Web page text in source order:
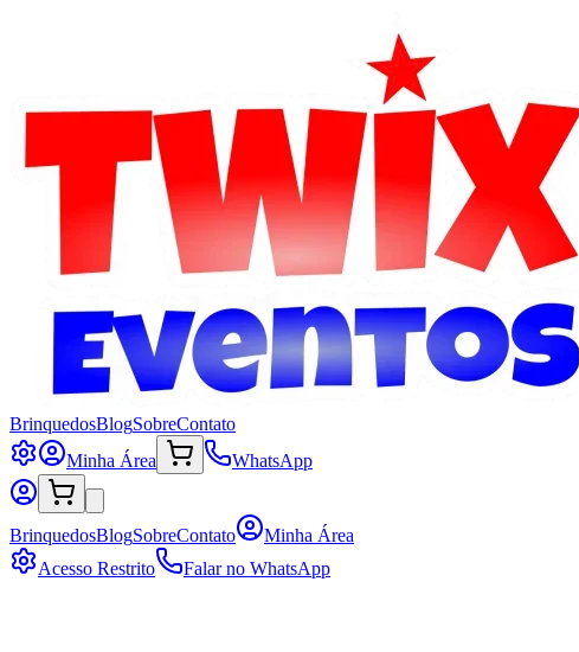
BrinquedosBlogSobreContato
Minha Área
WhatsApp
BrinquedosBlogSobreContato
Minha Área
Acesso Restrito
Falar no WhatsApp